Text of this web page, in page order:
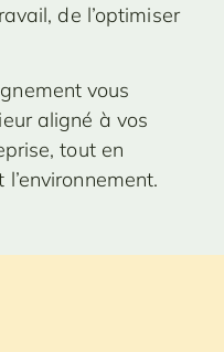
de l’optimiser
vous
aligné à vos
tout en